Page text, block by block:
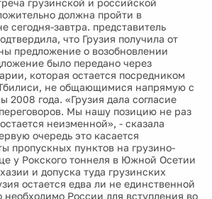
должна пройти в
сегодня-завтра. представитель
что Грузия получила от
предложение о возобновлении
было передано через
которая остается посредником
не общающимися напрямую с
2008 года. «Грузия дала согласие
Мы нашу позицию не раз
неизменной», - сказала
очередь это касается
пропускных пунктов на грузино-
у Рокского тоннеля в Южной Осетии
и допуска туда грузинских
остается едва ли не единственной
необходимо России для вступления во